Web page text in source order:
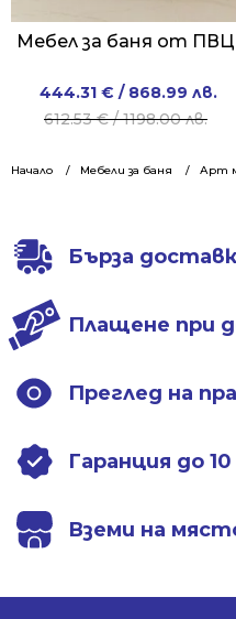
Начало Мебели за баня Арт
Мебел за баня от ПВЦ
612.53€/ 1198.00 лв.
Original
price
612.53 €
444.31 € / 868.99 лв.
Current
price
444.31 €
Бърза
Плащене при
Преглед на
Гаранция до
Вземи на